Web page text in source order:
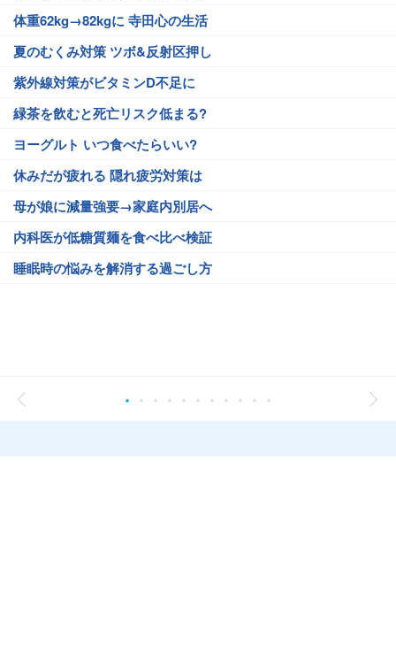
体重62kg→82kgに 寺田心の生活
夏のむくみ対策 ツボ&反射区押し
紫外線対策がビタミンD不足に
緑茶を飲むと死亡リスク低まる?
ヨーグルト いつ食べたらいい?
休みだが疲れる 隠れ疲労対策は
母が娘に減量強要→家庭内別居へ
内科医が低糖質麺を食べ比べ検証
睡眠時の悩みを解消する過ごし方